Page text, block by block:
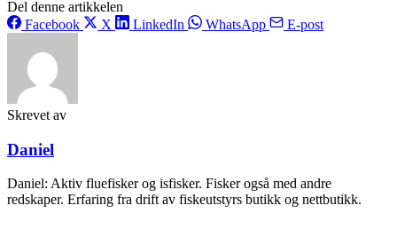
Del denne artikkelen
Facebook
X LinkedIn WhatsApp E-post
Skrevet av
Daniel
Daniel: Aktiv fluefisker og isfisker. Fisker også med andre
redskaper. Erfaring fra drift av fiskeutstyrs butikk og nettbutikk.